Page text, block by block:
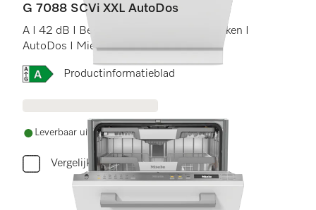
G 7088 SCVi XXL AutoDos
A I 42 dB I Besteklade I ExtraComfort rekken I
AutoDos I Miele@home
Online Label Flag, Energielabel
Productinformatieblad
Leverbaar uit voorraad met gratis levering
Vergelijken